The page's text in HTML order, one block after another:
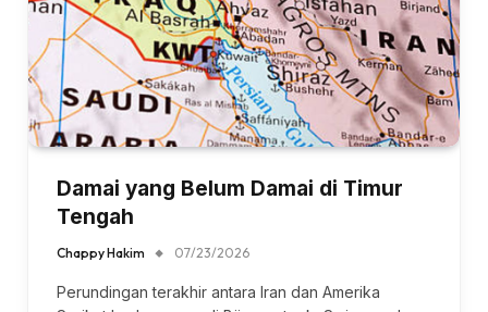
Damai yang Belum Damai di Timur
Tengah
Chappy Hakim 07/23/2026
Perundingan terakhir antara Iran dan Amerika